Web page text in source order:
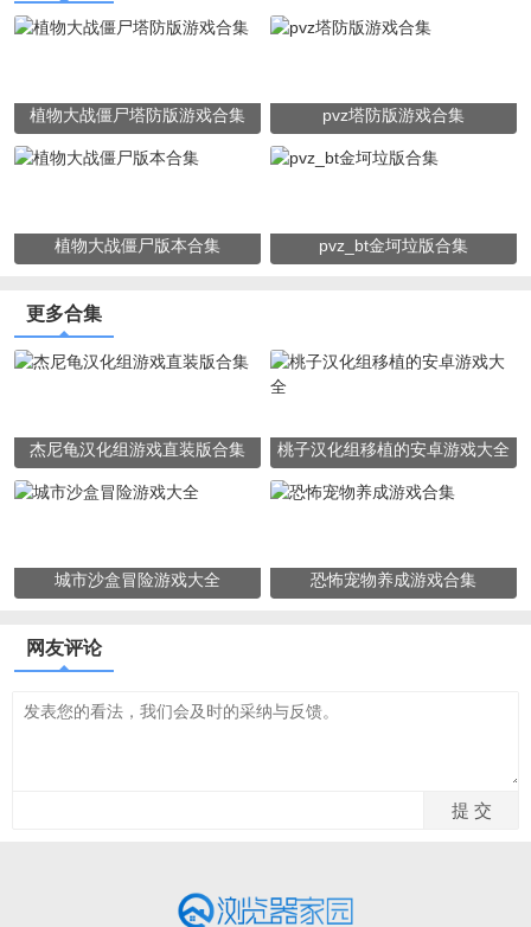
植物大战僵尸塔防版游戏合集 pvz塔防版游戏合集
植物大战僵尸版本合集 pvz_bt金坷垃版合集
更多合集
杰尼龟汉化组游戏直装版合集 桃子汉化组移植的安卓游戏大全
城市沙盒冒险游戏大全 恐怖宠物养成游戏合集
网友评论